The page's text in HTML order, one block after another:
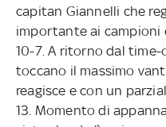
capitan Giannelli che
importante ai campioni
10-7. A ritorno dal
toccano il massimo
reagisce e con un
13. Momento di